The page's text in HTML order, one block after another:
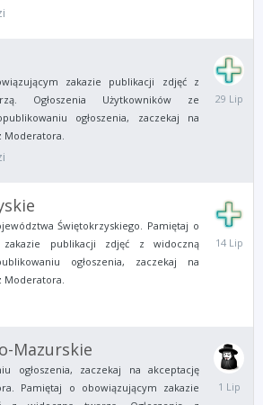
zakazie publikacji zdjęć z
Ogłoszenia Użytkowników ze
ogłoszenia, zaczekaj na
Moderatora.
29
Lipca
Świętokrzyskiego. Pamiętaj o
zakazie publikacji zdjęć z widoczną
ogłoszenia, zaczekaj na
Moderatora.
14
Lipca
Mazurskie
ogłoszenia, zaczekaj na akceptację
Pamiętaj o obowiązującym zakazie
1
Lipca